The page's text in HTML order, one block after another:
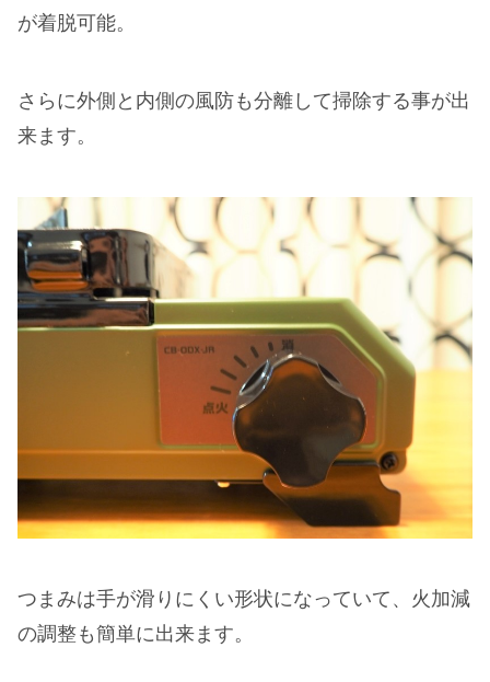
が着脱可能。
さらに外側と内側の風防も分離して掃除する事が出
来ます。
つまみは手が滑りにくい形状になっていて、火加減
の調整も簡単に出来ます。